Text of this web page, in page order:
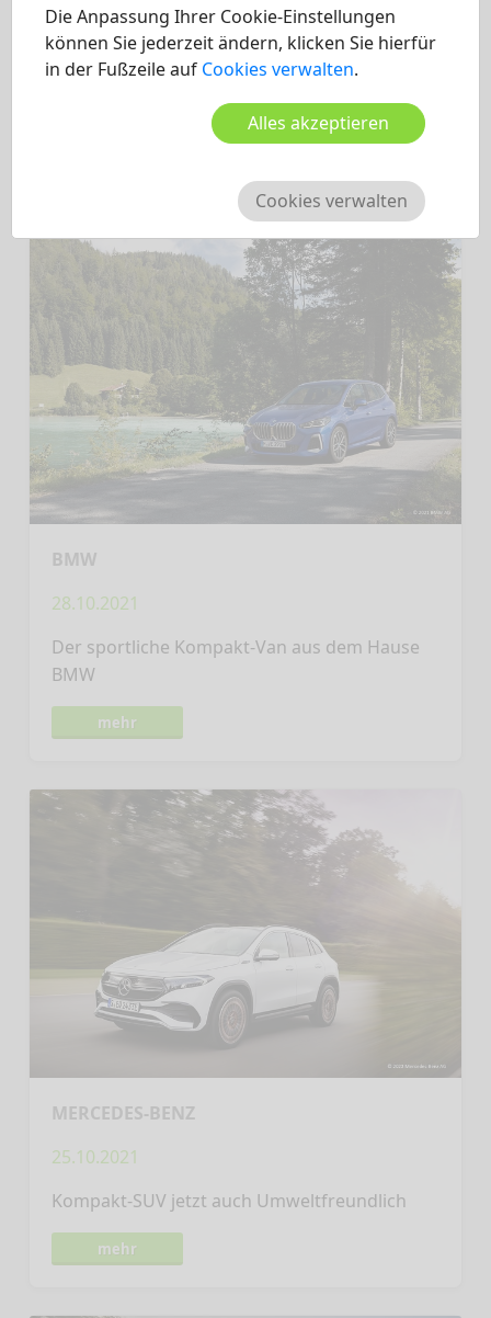
Die Anpassung Ihrer Cookie-Einstellungen
können Sie jederzeit ändern, klicken Sie hierfür
in der Fußzeile auf Cookies verwalten.
Alles akzeptieren
Cookies verwalten
AUDI
15.11.2021
Das SUV Coupe aus Ingolstadt!
BMW
28.10.2021
Der sportliche Kompakt-Van aus dem Hause
BMW
mehr
MERCEDES-BENZ
25.10.2021
Kompakt-SUV jetzt auch Umweltfreundlich
mehr